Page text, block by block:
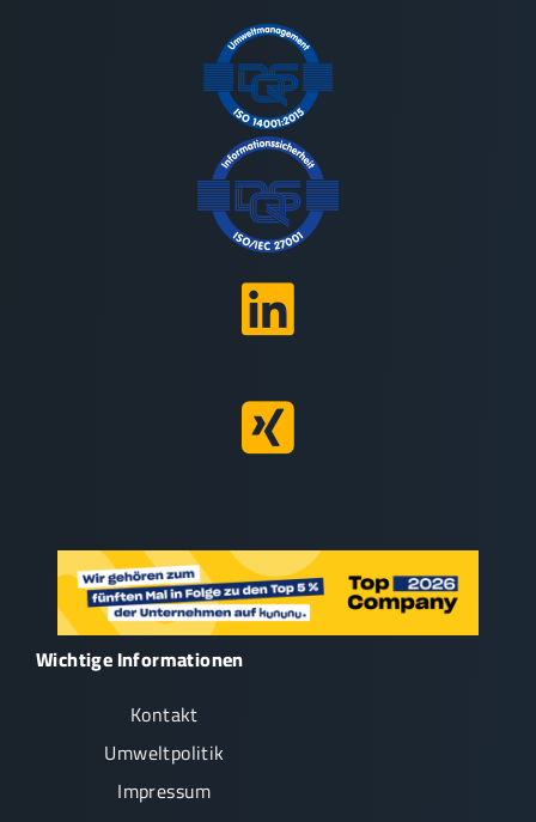
Wichtige Informationen
Kontakt
Umweltpolitik
Impressum